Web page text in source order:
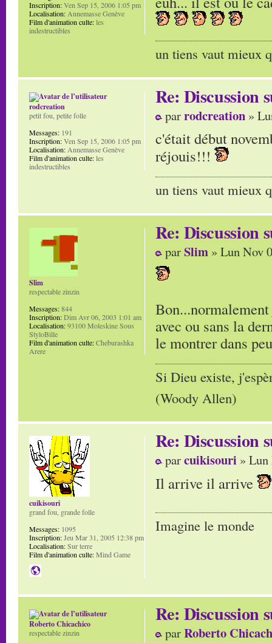
un tiens vaut mieux
Inscription:Ven Sep 15, 2006 1:05 pm
Localisation: Annemasse Genève
Film d'animation culte:les
indestructibles
Re: Discussion
parrodcreation »
c'était début
réjouis!!!
un tiens vaut mieux
rodcreation
petit fou, petite folle
Messages: 191
Inscription:Ven Sep 15, 2006 1:05 pm
Localisation: Annemasse Genève
Film d'animation culte:les
indestructibles
Re: Discussion
parSlim » Lun Nov
avec ou sans la
le montrer dans
Si Dieu existe,
(Woody Allen)
Slim
respectable zinzin
Messages:844
Inscription:Dim Avr 06, 2003 1:01 am
Localisation:93100 Moleskine Sous
StyloBille
Film d'animation culte:Cheburashka
Arere
Re: Discussion
parcuikisouri » Lun
Il arrive il arrive
Imagine le monde
cuikisouri
grand fou, grande folle
Messages: 1095
Inscription:Jeu Mar 31, 2005 12:38 pm
Localisation:Sur terre
Film d'animation culte:Mind Game
Re: Discussion
parRoberto
Roberto Chicachico
respectable zinzin